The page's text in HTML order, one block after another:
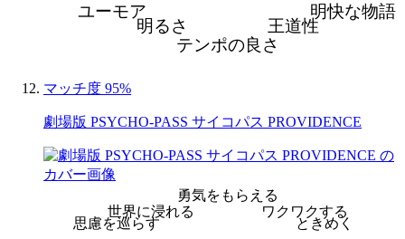
明快な物語
王道性
テンポの良さ
明るさ
ユーモア
マッチ度 95%
劇場版 PSYCHO-PASS サイコパス PROVIDENCE
勇気をもらえる
ワクワクする
ときめく
思慮を巡らす
世界に浸れる